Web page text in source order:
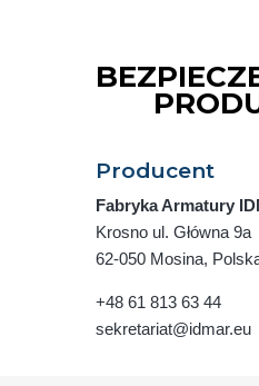
Producent
Fabryka Armatury
Krosno ul. Główna 9a
62-050 Mosina,
+48 61 813 63 44
sekretariat@idmar.eu